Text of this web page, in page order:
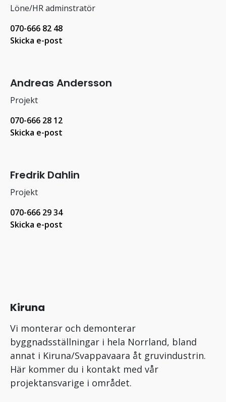
Löne/HR adminstratör
070-666 82 48
Skicka e-post
Andreas Andersson
Projekt
070-666 28 12
Skicka e-post
Fredrik Dahlin
Projekt
070-666 29 34
Skicka e-post
Kiruna
Vi monterar och demonterar
byggnadsställningar i hela Norrland, bland
annat i Kiruna/Svappavaara åt gruvindustrin.
Här kommer du i kontakt med vår
projektansvarige i området.